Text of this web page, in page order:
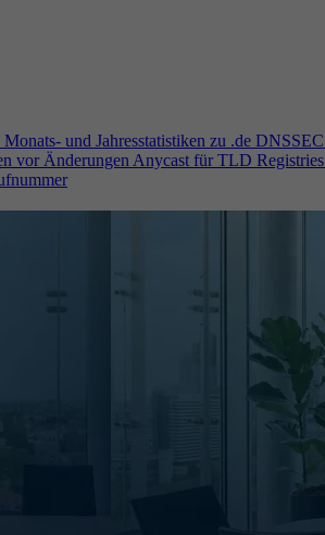
Monats- und Jahresstatistiken zu .de DNSSEC
vor ÄnderungenAnycast für TLD Registries